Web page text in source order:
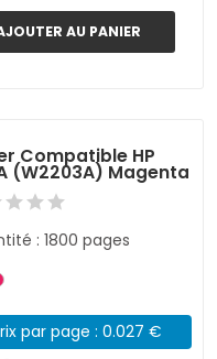
AU PANIER
Compatible HP
(W2203A) Magenta
: 1800 pages
par page : 0.027 €